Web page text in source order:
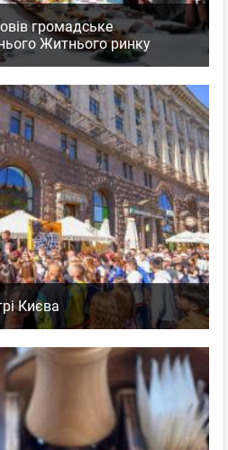
громадське
Житнього ринку
Києва